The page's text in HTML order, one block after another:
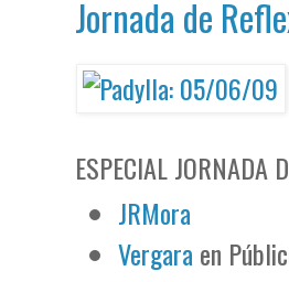
Jornada de
ESPECIAL JORNADA
JRMora
Vergara en